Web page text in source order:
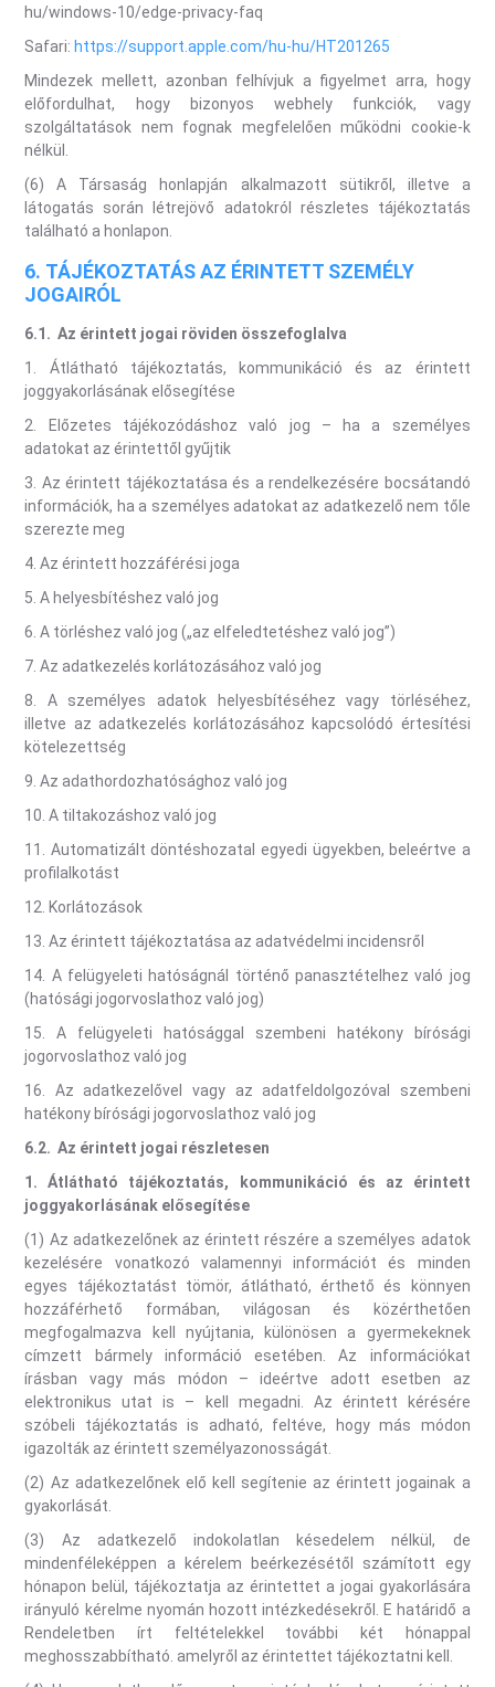
hu/windows-10/edge-privacy-faq
Safari: https://support.apple.com/hu-hu/HT201265
Mindezek mellett, azonban felhívjuk a figyelmet arra, hogy
előfordulhat, hogy bizonyos webhely funkciók, vagy
szolgáltatások nem fognak megfelelően működni cookie-k
nélkül.
(6) A Társaság honlapján alkalmazott sütikről, illetve a
látogatás során létrejövő adatokról részletes tájékoztatás
található a honlapon.
6. TÁJÉKOZTATÁS AZ ÉRINTETT SZEMÉLY
JOGAIRÓL
6.1.Az érintett jogai röviden összefoglalva
1. Átlátható tájékoztatás, kommunikáció és az érintett
joggyakorlásának elősegítése
2. Előzetes tájékozódáshoz való jog – ha a személyes
adatokat az érintettől gyűjtik
3. Az érintett tájékoztatása és a rendelkezésére bocsátandó
információk, ha a személyes adatokat az adatkezelő nem tőle
szerezte meg
4. Az érintett hozzáférési joga
5. A helyesbítéshez való jog
6. A törléshez való jog („az elfeledtetéshez való jog”)
7. Az adatkezelés korlátozásához való jog
8. A személyes adatok helyesbítéséhez vagy törléséhez,
illetve az adatkezelés korlátozásához kapcsolódó értesítési
kötelezettség
9. Az adathordozhatósághoz való jog
10. A tiltakozáshoz való jog
11. Automatizált döntéshozatal egyedi ügyekben, beleértve a
profilalkotást
12. Korlátozások
13. Az érintett tájékoztatása az adatvédelmi incidensről
14. A felügyeleti hatóságnál történő panasztételhez való jog
(hatósági jogorvoslathoz való jog)
15. A felügyeleti hatósággal szembeni hatékony bírósági
jogorvoslathoz való jog
16. Az adatkezelővel vagy az adatfeldolgozóval szembeni
hatékony bírósági jogorvoslathoz való jog
6.2.Az érintett jogai részletesen
1.Átlátható tájékoztatás, kommunikáció és az érintett
joggyakorlásának elősegítése
(1) Az adatkezelőnek az érintett részére a személyes adatok
kezelésére vonatkozó valamennyi információt és minden
egyes tájékoztatást tömör, átlátható, érthető és könnyen
hozzáférhető formában, világosan és közérthetően
megfogalmazva kell nyújtania, különösen a gyermekeknek
címzett bármely információ esetében. Az információkat
írásban vagy más módon – ideértve adott esetben az
elektronikus utat is – kell megadni. Az érintett kérésére
szóbeli tájékoztatás is adható, feltéve, hogy más módon
igazolták az érintett személyazonosságát.
(2) Az adatkezelőnek elő kell segítenie az érintett jogainak a
gyakorlását.
(3) Az adatkezelő indokolatlan késedelem nélkül, de
mindenféleképpen a kérelem beérkezésétől számított egy
hónapon belül, tájékoztatja az érintettet a jogai gyakorlására
irányuló kérelme nyomán hozott intézkedésekről. E határidő a
Rendeletben írt feltételekkel további két hónappal
meghosszabbítható. amelyről az érintettet tájékoztatni kell.